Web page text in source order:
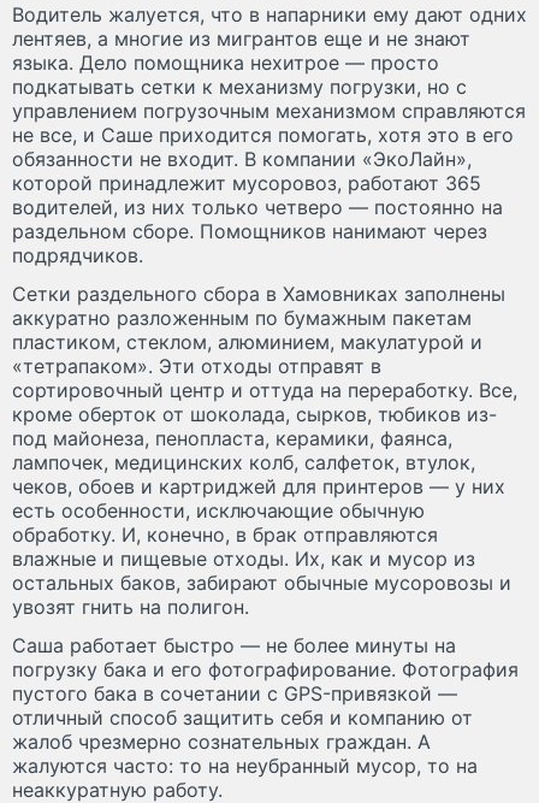
Водитель жалуется, что в напарники ему дают одних
лентяев, а многие из мигрантов еще и не знают
языка. Дело помощника нехитрое — просто
подкатывать сетки к механизму погрузки, но с
управлением погрузочным механизмом справляются
не все, и Саше приходится помогать, хотя это в его
обязанности не входит. В компании «ЭкоЛайн»,
которой принадлежит мусоровоз, работают 365
водителей, из них только четверо — постоянно на
раздельном сборе. Помощников нанимают через
подрядчиков.
Сетки раздельного сбора в Хамовниках заполнены
аккуратно разложенным по бумажным пакетам
пластиком, стеклом, алюминием, макулатурой и
«тетрапаком». Эти отходы отправят в
сортировочный центр и оттуда на переработку. Все,
кроме оберток от шоколада, сырков, тюбиков из-
под майонеза, пенопласта, керамики, фаянса,
лампочек, медицинских колб, салфеток, втулок,
чеков, обоев и картриджей для принтеров — у них
есть особенности, исключающие обычную
обработку. И, конечно, в брак отправляются
влажные и пищевые отходы. Их, как и мусор из
остальных баков, забирают обычные мусоровозы и
увозят гнить на полигон.
Саша работает быстро — не более минуты на
погрузку бака и его фотографирование. Фотография
пустого бака в сочетании с GPS-привязкой —
отличный способ защитить себя и компанию от
жалоб чрезмерно сознательных граждан. А
жалуются часто: то на неубранный мусор, то на
неаккуратную работу.